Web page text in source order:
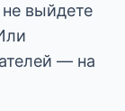
выйдете
— на